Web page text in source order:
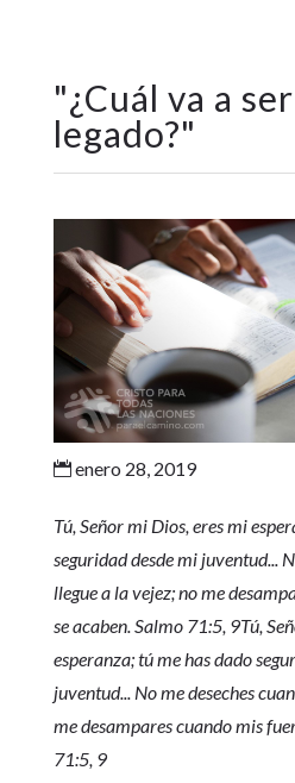
"¿Cuál va a
legado?"
enero 28, 2019
Tú, Señor mi Dios, eres mi
seguridad desde mi juventud...
llegue a la vejez; no me
se acaben. Salmo 71:5, 9Tú,
esperanza; tú me has dado
juventud... No me deseches
me desampares cuando mis
71:5, 9